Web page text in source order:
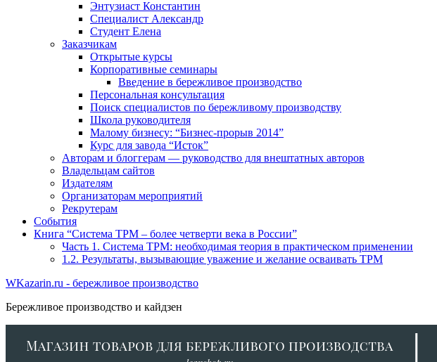
Энтузиаст Константин
Специалист Александр
Студент Елена
Заказчикам
Открытые курсы
Корпоративные семинары
Введение в бережливое производство
Персональная консультация
Поиск специалистов по бережливому производству
Школа руководителя
Малому бизнесу: “Бизнес-прорыв 2014”
Курс для завода “Исток”
Авторам и блоггерам — руководство для внештатных авторов
Владельцам сайтов
Издателям
Организаторам мероприятий
Рекрутерам
События
Книга “Система TPM – более четверти века в России”
Часть 1. Система ТРМ: необходимая теория в практическом применении
1.2. Результаты, вызывающие уважение и желание осваивать TPM
WKazarin.ru - бережливое производство
Бережливое производство и кайдзен